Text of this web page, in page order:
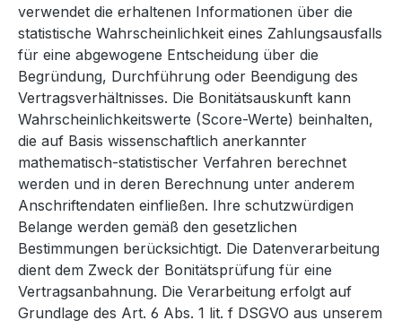
verwendet die erhaltenen Informationen über die
statistische Wahrscheinlichkeit eines Zahlungsausfalls
für eine abgewogene Entscheidung über die
Begründung, Durchführung oder Beendigung des
Vertragsverhältnisses. Die Bonitätsauskunft kann
Wahrscheinlichkeitswerte (Score-Werte) beinhalten,
die auf Basis wissenschaftlich anerkannter
mathematisch-statistischer Verfahren berechnet
werden und in deren Berechnung unter anderem
Anschriftendaten einfließen. Ihre schutzwürdigen
Belange werden gemäß den gesetzlichen
Bestimmungen berücksichtigt. Die Datenverarbeitung
dient dem Zweck der Bonitätsprüfung für eine
Vertragsanbahnung. Die Verarbeitung erfolgt auf
Grundlage des Art. 6 Abs. 1 lit. f DSGVO aus unserem